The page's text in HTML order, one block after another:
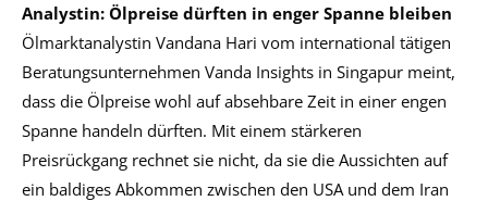
Analystin: Ölpreise dürften in enger Spanne bleiben
Ölmarktanalystin Vandana Hari vom international tätigen
Beratungsunternehmen Vanda Insights in Singapur meint,
dass die Ölpreise wohl auf absehbare Zeit in einer engen
Spanne handeln dürften. Mit einem stärkeren
Preisrückgang rechnet sie nicht, da sie die Aussichten auf
ein baldiges Abkommen zwischen den USA und dem Iran